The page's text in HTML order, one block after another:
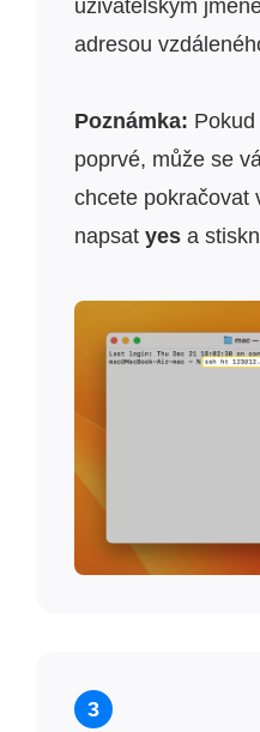
uživatelským
adresou
Poznámka:
poprvé, může se
chcete pokračovat
napsat yes a
3